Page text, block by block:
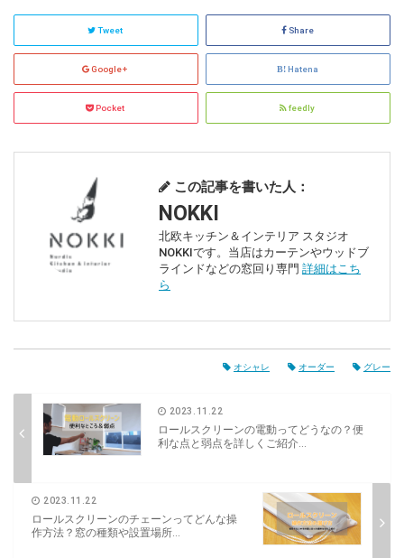
Tweet Share
Google+ Hatena
Pocket feedly
この記事を書いた人：
NOKKI
北欧キッチン＆インテリア スタジオ
NOKKIです。当店はカーテンやウッドブ
ラインドなどの窓回り専門 詳細はこち
ら
オシャレ オーダー グレー
2023.11.22
ロールスクリーンの電動ってどうなの？便
利な点と弱点を詳しくご紹介...
2023.11.22
ロールスクリーンのチェーンってどんな操
作方法？窓の種類や設置場所...